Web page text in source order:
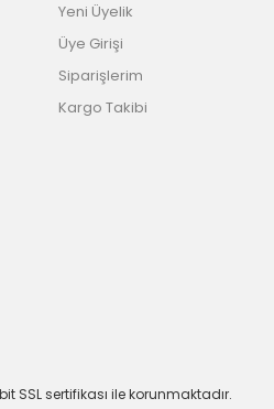
Yeni Üyelik
Üye Girişi
Siparişlerim
Kargo Takibi
SSL sertifikası ile korunmaktadır.